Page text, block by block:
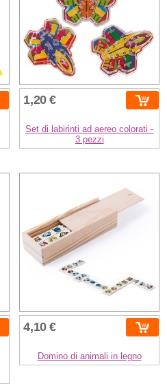
1,20 €
Set di labirinti ad aereo colorati -
3 pezzi
4,10 €
Domino di animali in legno